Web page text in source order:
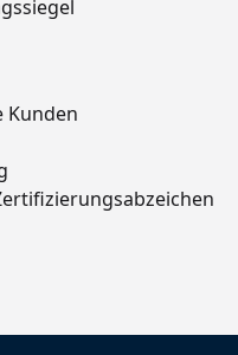
Kunden